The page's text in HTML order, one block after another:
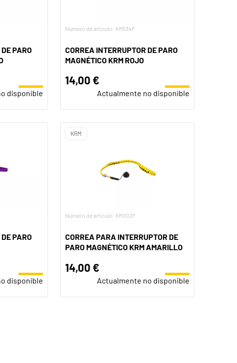
PARO
disponible
Número de artículo: KR534F
CORREA INTERRUPTOR DE PARO
MAGNÉTICO KRM ROJO
14,00 €
Actualmente no disponible
PARO
disponible
KRM
Número de artículo: KR002F
CORREA PARA INTERRUPTOR DE
PARO MAGNÉTICO KRM AMARILLO
14,00 €
Actualmente no disponible